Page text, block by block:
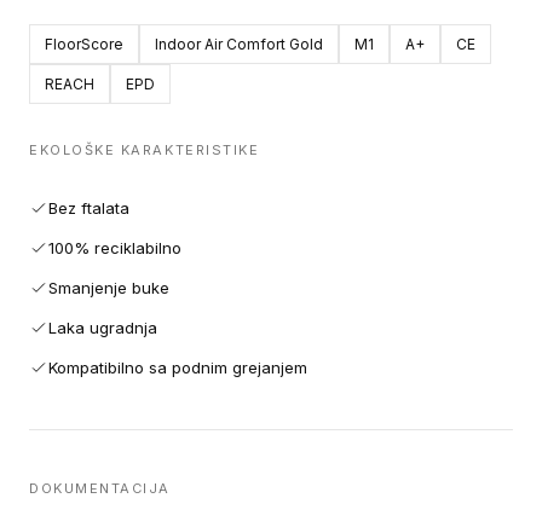
FloorScore Indoor Air Comfort Gold M1 A+ CE
REACH EPD
EKOLOŠKE KARAKTERISTIKE
Bez ftalata
100% reciklabilno
Smanjenje buke
Laka ugradnja
Kompatibilno sa podnim grejanjem
DOKUMENTACIJA